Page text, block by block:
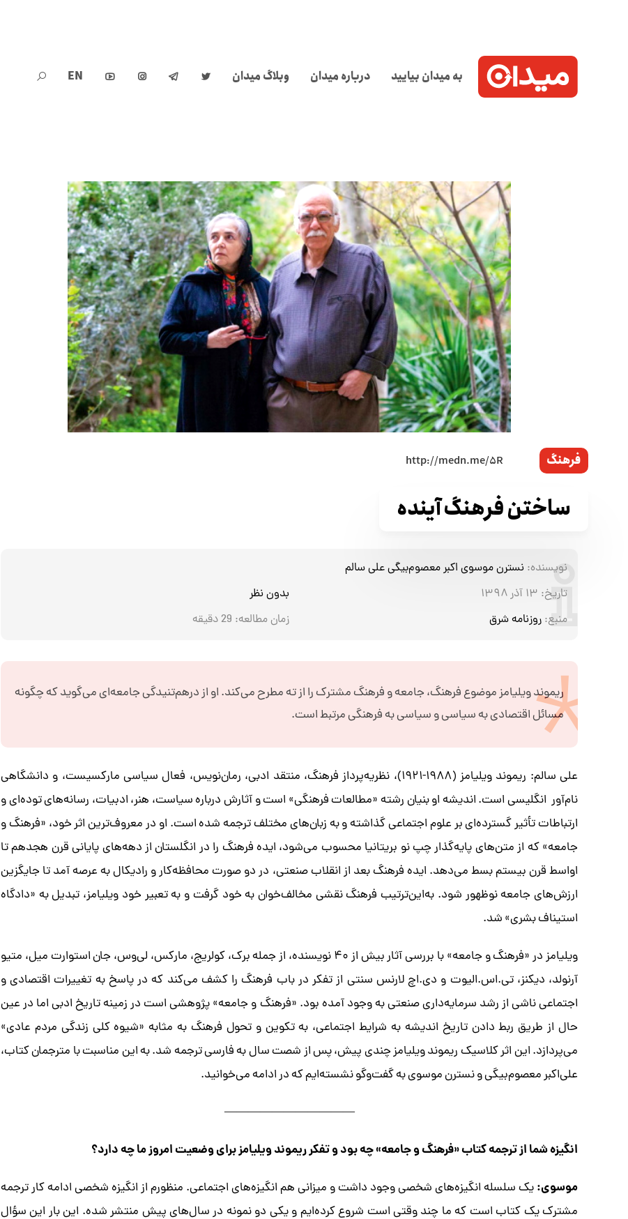
به میدان بیایید درباره میدان وبلاگ میدان 



EN

فرهنگ
ساختن فرهنگ آینده
نویسنده: نسترن موسوی اکبر معصوم‌بیگیعلی سالم
تاریخ: ۱۳ آذر ۱۳۹۸
بدون نظر
منبع: روزنامه شرق زمان مطالعه: 29 دقیقه
ریموند ویلیامز موضوع فرهنگ، جامعه و فرهنگ مشترک را از ته مطرح می‌کند. او از درهم‌تنیدگی جامعه‌ای می‌گوید که چگونه
مسائل اقتصادی به سیاسی و سیاسی به فرهنگی مرتبط است.
علی سالم: ریموند ویلیامز (۱۹۸۸-۱۹۲۱)، نظریه‌پرداز فرهنگ، منتقد ادبی، رمان‌نویس، فعال سیاسی مارکسیست، و دانشگاهی
نام‌آور انگلیسی است. اندیشه او بنیان رشته «مطالعات فرهنگی» است و آثارش درباره سیاست، هنر، ادبیات، رسانه‌های توده‌ای و
ارتباطات تأثیر گسترده‌ای بر علوم اجتماعی گذاشته و به زبان‌های مختلف ترجمه شده است. او در معروف‌ترین اثر خود، «فرهنگ و
جامعه» که از متن‌های پایه‌گذار چپ نو بریتانیا محسوب می‌شود، ایده فرهنگ را در انگلستان از دهه‌های پایانی قرن هجدهم تا
اواسط قرن بیستم بسط می‌دهد. ایده فرهنگ بعد از انقلاب صنعتی، در دو صورت محافظه‌کار و رادیکال به عرصه آمد تا جایگزین
ارزش‌های جامعه نوظهور شود. به‌این‌ترتیب فرهنگ نقشی مخالف‌خوان به خود گرفت و به تعبیر خود ویلیامز، تبدیل به «دادگاه
استیناف بشری» شد.
ویلیامز در «فرهنگ و جامعه» با بررسی آثار بیش از ۴۰ نویسنده، از جمله برک، کولریج، مارکس، لی‌وس، جان استوارت میل، متیو
آرنولد، دیکنز، تی.اس.الیوت و دی.اچ لارنس سنتی از تفکر در باب فرهنگ را کشف می‌کند که در پاسخ به تغییرات اقتصادی و
اجتماعی ناشی از رشد سرمایه‌داری صنعتی به وجود آمده بود. «فرهنگ و جامعه» پژوهشی است در زمینه تاریخ ادبی اما در عین
حال از طریق ربط دادن تاریخ اندیشه ‌به شرایط اجتماعی، به تکوین و تحول فرهنگ به مثابه «شیوه کلی زندگی مردم عادی»
می‌پردازد. این اثر کلاسیک ریموند ویلیامز چندی پیش، پس از شصت سال به فارسی ترجمه شد. به این مناسبت با مترجمان کتاب،
علی‌اکبر معصوم‌بیگی و نسترن موسوی به گفت‌و‌گو نشسته‌ایم که در ادامه می‌خوانید.
———————————
انگیزه شما از ترجمه کتاب «فرهنگ و جامعه» چه بود و تفکر ریموند ویلیامز برای وضعیت امروز ما چه دارد؟
موسوی:یک سلسله انگیزه‌های شخصی وجود داشت و میزانی هم انگیزه‌های اجتماعی. منظورم از انگیزه شخصی ادامه کار ترجمه
مشترک یک کتاب است که ما چند وقتی است شروع کرده‌ایم و یکی دو نمونه در سال‌های پیش منتشر شده. این بار این سؤال